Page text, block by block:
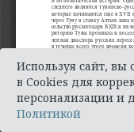
Используя сайт, вы
в Cookies для
персонализации и
Политикой